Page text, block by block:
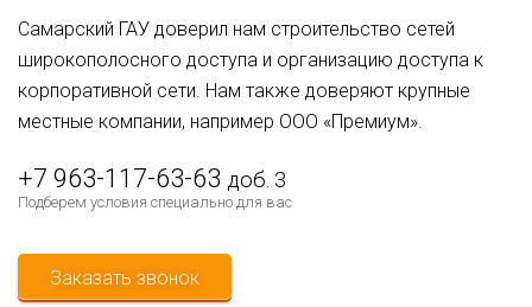
Самарский ГАУ доверил нам строительство сетей
широкополосного доступа и организацию доступа к
корпоративной сети. Нам также доверяют крупные
местные компании, например ООО «Премиум».
+7 963-117-63-63 доб. 3
Подберем условия специально для вас
Заказать звонок